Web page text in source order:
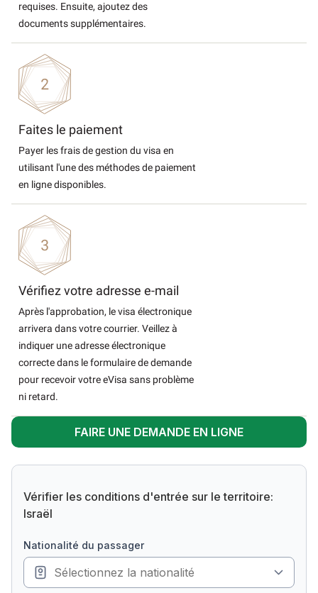
requises. Ensuite, ajoutez des
documents supplémentaires.
Faites le paiement
Payer les frais de gestion du visa en
utilisant l'une des méthodes de paiement
en ligne disponibles.
Vérifiez votre adresse e-mail
Après l'approbation, le visa électronique
arrivera dans votre courrier. Veillez à
indiquer une adresse électronique
correcte dans le formulaire de demande
pour recevoir votre eVisa sans problème
ni retard.
FAIRE UNE DEMANDE EN LIGNE
Vérifier les conditions d'entrée sur le territoire:
Israël
nationalité du passager